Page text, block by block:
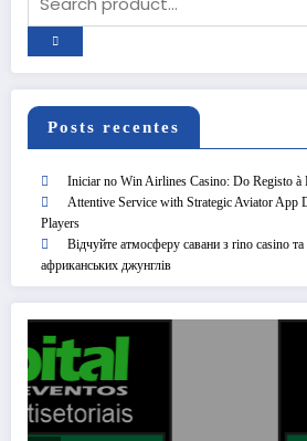
Posts recentes
Iniciar no Win Airlines Casino: Do Registo à
Attentive Service with Strategic Aviator
Players
Відчуйте атмосферу савани з rino casino та
африканських джунглів